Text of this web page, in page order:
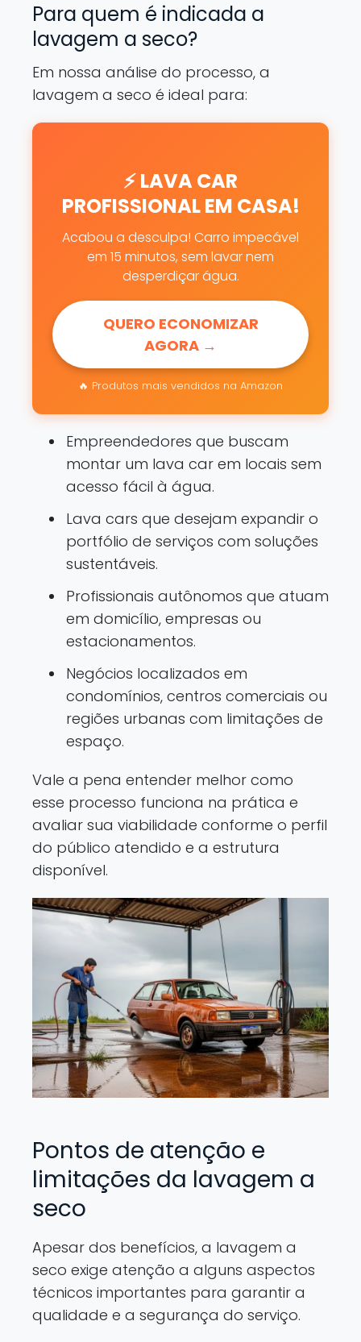
Para quem é indicada a
lavagem a seco?
Em nossa análise do processo, a
lavagem a seco é ideal para:
⚡ LAVA CAR
PROFISSIONAL EM CASA!
Acabou a desculpa! Carro impecável
em 15 minutos, sem lavar nem
desperdiçar água.
QUERO ECONOMIZAR
AGORA →
🔥 Produtos mais vendidos na Amazon
Empreendedores que buscam
montar um lava car em locais sem
acesso fácil à água.
Lava cars que desejam expandir o
portfólio de serviços com soluções
sustentáveis.
Profissionais autônomos que atuam
em domicílio, empresas ou
estacionamentos.
Negócios localizados em
condomínios, centros comerciais ou
regiões urbanas com limitações de
espaço.
Vale a pena entender melhor como
esse processo funciona na prática e
avaliar sua viabilidade conforme o perfil
do público atendido e a estrutura
disponível.
Pontos de atenção e
limitações da lavagem a
seco
Apesar dos benefícios, a lavagem a
seco exige atenção a alguns aspectos
técnicos importantes para garantir a
qualidade e a segurança do serviço.